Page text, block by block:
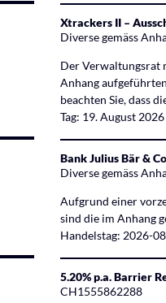
Xtrackers II –
Diverse gemäss
Der Verwaltungsrat
Anhang
beachten Sie, dass
Tag: 19. August
Bank Julius Bär &
Diverse gemäss
Aufgrund einer
sind die im Anhang
Handelstag: 2026-
5.20% p.a. Barrier
CH1555862288